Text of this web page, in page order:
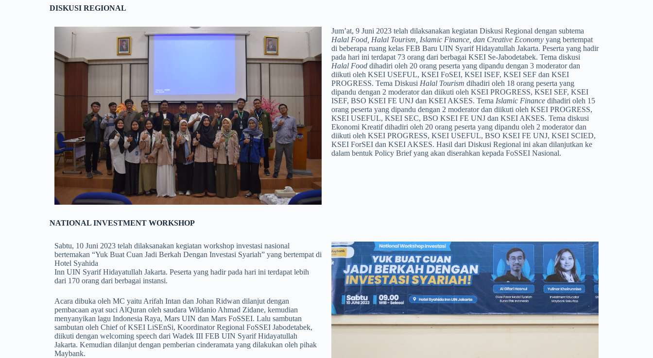
DISKUSI REGIONAL
Jum’at, 9 Juni 2023 telah dilaksanakan kegiatan Diskusi Regional dengan subtema
Halal Food, Halal Tourism, Islamic Finance, dan Creative Economy yang bertempat
di beberapa ruang kelas FEB Baru UIN Syarif Hidayatullah Jakarta. Peserta yang hadir
pada hari ini terdapat 73 orang dari berbagai KSEI Se-Jabodetabek. Tema diskusi
Halal Food dihadiri oleh 20 orang peserta yang dipandu dengan 3 moderator dan
diikuti oleh KSEI USEFUL, KSEI FoSEI, KSEI ISEF, KSEI SEF dan KSEI
PROGRESS. Tema Diskusi Halal Tourism dihadiri oleh 18 orang peserta yang
dipandu dengan 2 moderator dan diikuti oleh KSEI PROGRESS, KSEI SEF, KSEI
ISEF, BSO KSEI FE UNJ dan KSEI AKSES. Tema Islamic Finance dihadiri oleh 15
orang peserta yang dipandu dengan 2 moderator dan diikuti oleh KSEI PROGRESS,
KSEI USEFUL, KSEI SEC, BSO KSEI FE UNJ dan KSEI AKSES. Tema diskusi
Ekonomi Kreatif dihadiri oleh 20 orang peserta yang dipandu oleh 2 moderator dan
diikuti oleh KSEI PROGRESS, KSEI USEFUL, BSO KSEI FE UNJ, KSEI SCIED,
KSEI ForSEI dan KSEI AKSES. Hasil dari Diskusi Regional ini akan dilanjutkan ke
dalam bentuk Policy Brief yang akan diserahkan kepada FoSSEI Nasional.
NATIONAL INVESTMENT WORKSHOP
Sabtu, 10 Juni 2023 telah dilaksanakan kegiatan workshop investasi nasional
bertemakan “Yuk Buat Cuan Jadi Berkah Dengan Investasi Syariah” yang bertempat di
Hotel Syahida
Inn UIN Syarif Hidayatullah Jakarta. Peserta yang hadir pada hari ini terdapat lebih
dari 170 orang dari berbagai instansi.
Acara dibuka oleh MC yaitu Arifah Intan dan Johan Ridwan dilanjut dengan
pembacaan ayat suci AlQuran oleh saudara Wildanio Ahmad Zidane, kemudian
menyanyikan lagu Indonesia Raya, Mars UIN dan Mars FoSSEI. Lalu sambutan
sambutan oleh Chief of KSEI LiSEnSi, Koordinator Regional FoSSEI Jabodetabek,
diikuti dengan welcoming speech dari Wadek III FEB UIN Syarif Hidayatullah
Jakarta. Kemudian dilanjut dengan pemberian cinderamata yang dilakukan oleh pihak
Maybank.